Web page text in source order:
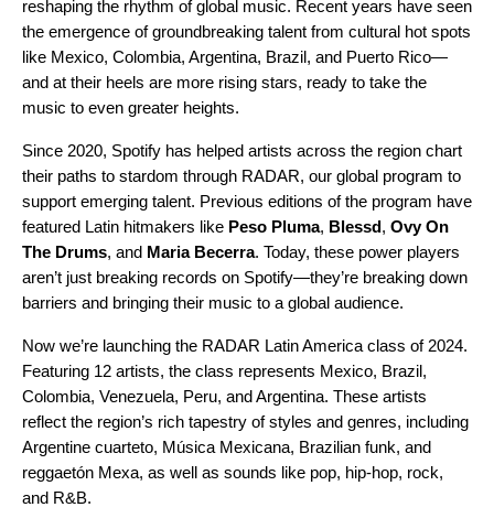
reshaping the rhythm of global music. Recent years have seen
the emergence of groundbreaking talent from cultural hot spots
like Mexico, Colombia, Argentina, Brazil, and Puerto Rico—
and at their heels are more rising stars, ready to take the
music to even greater heights.
Since 2020, Spotify has helped artists across the region chart
their paths to stardom through RADAR, our global program to
support emerging talent. Previous editions of the program have
featured Latin hitmakers like Peso Pluma, Blessd, Ovy On
The Drums, and Maria Becerra. Today, these power players
aren’t just breaking records on Spotify—they’re breaking down
barriers and bringing their music to a global audience.
Now we’re launching the RADAR Latin America class of 2024.
Featuring 12 artists, the class represents Mexico, Brazil,
Colombia, Venezuela, Peru, and Argentina. These artists
reflect the region’s rich tapestry of styles and genres, including
Argentine cuarteto, Música Mexicana, Brazilian funk, and
reggaetón Mexa, as well as sounds like pop, hip-hop, rock,
and R&B.